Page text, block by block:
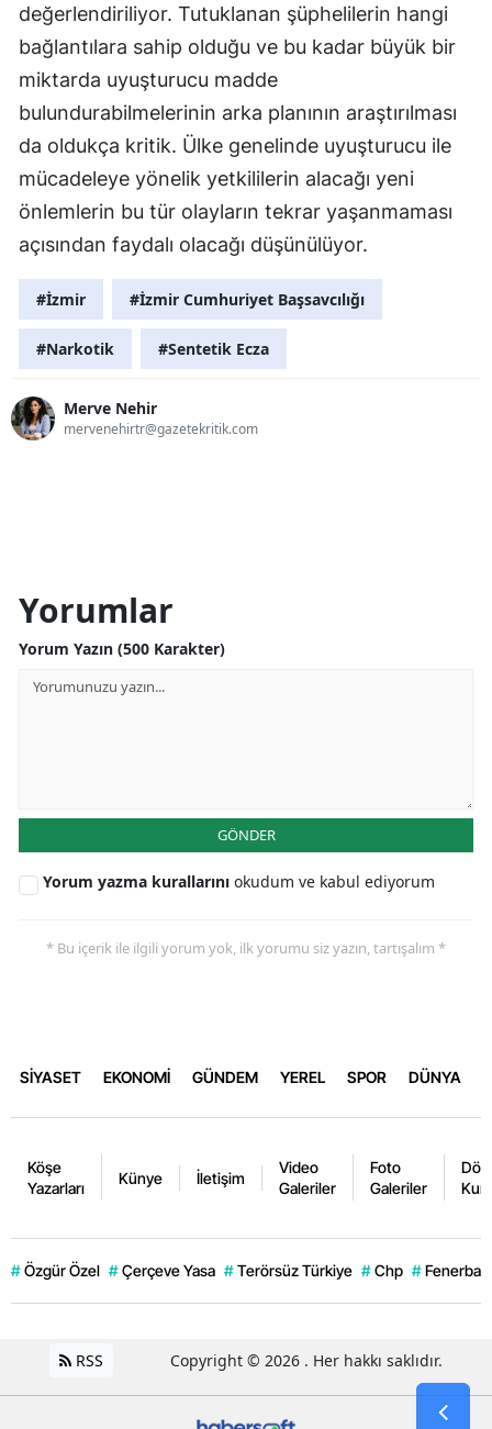
değerlendiriliyor. Tutuklanan şüphelilerin hangi
bağlantılara sahip olduğu ve bu kadar büyük bir
miktarda uyuşturucu madde
bulundurabilmelerinin arka planının araştırılması
da oldukça kritik. Ülke genelinde uyuşturucu ile
mücadeleye yönelik yetkililerin alacağı yeni
önlemlerin bu tür olayların tekrar yaşanmaması
açısından faydalı olacağı düşünülüyor.
#İzmir #İzmir Cumhuriyet Başsavcılığı
#Narkotik #Sentetik Ecza
Merve Nehir
mervenehirtr@gazetekritik.com
Yorumlar
Yorum Yazın (500 Karakter)
GÖNDER
Yorum yazma kurallarını okudum ve kabul ediyorum
* Bu içerik ile ilgili yorum yok, ilk yorumu siz yazın, tartışalım *
SİYASET EKONOMİ GÜNDEM YEREL SPOR DÜNYA
Köşe
Yazarları
Künye İletişim
Video
Galeriler
Foto
Galeriler
# Özgür Özel # Çerçeve Yasa # Terörsüz Türkiye # Chp #
RSS Copyright © 2026 . Her hakkı saklıdır.